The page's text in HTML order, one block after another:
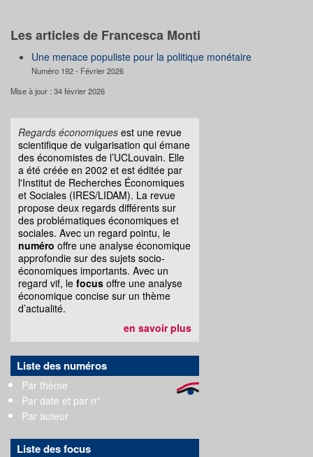
Les articles de Francesca Monti
Une menace populiste pour la politique monétaire
Numéro 192 - Février 2026
Mise à jour : 34 février 2026
Regards économiques est une revue
scientifique de vulgarisation qui émane
des économistes de l’UCLouvain. Elle
a été créée en 2002 et est éditée par
l'Institut de Recherches Économiques
et Sociales (IRES/LIDAM). La revue
propose deux regards différents sur
des problématiques économiques et
sociales. Avec un regard pointu, le
numéro offre une analyse économique
approfondie sur des sujets socio-
économiques importants. Avec un
regard vif, le focus offre une analyse
économique concise sur un thème
d’actualité.
en savoir plus
Liste des numéros
Par thème
Par date et par n°
Par auteur
Liste des focus